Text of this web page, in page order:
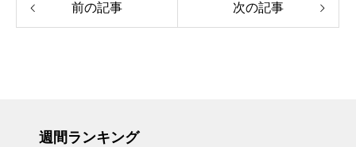
前の記事 次の記事
週間ランキング